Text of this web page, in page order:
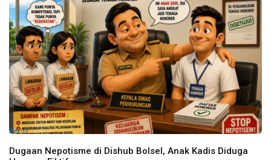
Berita
Dugaan Nepotisme di Dishub Bolsel, Anak Kadis Diduga